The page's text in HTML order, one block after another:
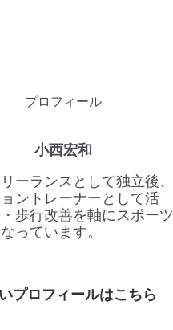
プロフィール
小西宏和
ーランスとして独立後、
ントレーナーとして活
歩行改善を軸にスポーツ
っています。
プロフィールはこちら